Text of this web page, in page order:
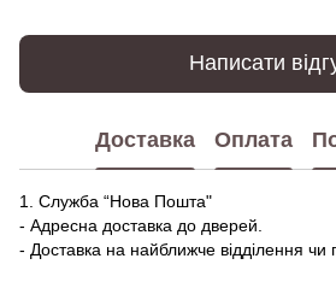
Написати
Доставка Оплата
1. Служба “Нова Пошта"
- Адресна доставка до дверей.
- Доставка на найближче відділення чи